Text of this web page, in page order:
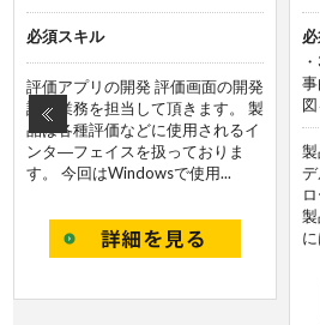
必須スキル
評価アプリの開発 評価画面の開発
設計業務を担当して頂きます。 製
品は各種評価などに使用されるイ
ンタ―フェイスを扱っておりま
す。 今回はWindowsで使用...